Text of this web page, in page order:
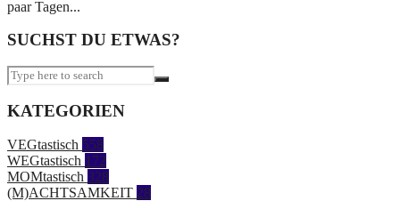
paar Tagen...
SUCHST DU ETWAS?
KATEGORIEN
VEGtastisch 558
WEGtastisch 172
MOMtastisch 328
(M)ACHTSAMKEIT 28